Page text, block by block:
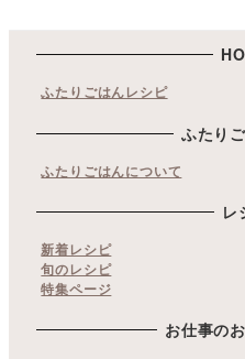
ふたりごはんレシピ
ふたり
ふたりごはんについて
レ
新着レシピ
旬のレシピ
特集ページ
お仕事の